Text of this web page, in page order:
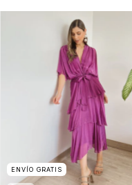
ENVÍO GRATIS